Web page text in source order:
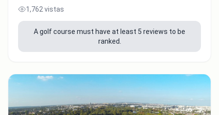
1,762 vistas
A golf course must have at least 5 reviews to be
ranked.